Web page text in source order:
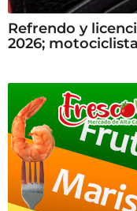
Refrendo y
2026;